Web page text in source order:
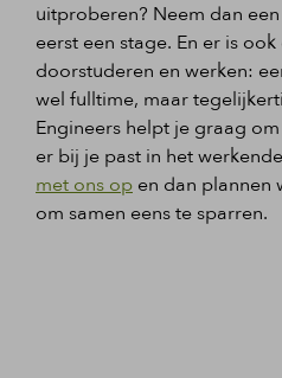
uitproberen? Neem dan
eerst een stage. En er is
doorstuderen en werken:
wel fulltime, maar
Engineers helpt je graag
er bij je past in het
met ons open dan plannen
om samen eens te sparren.